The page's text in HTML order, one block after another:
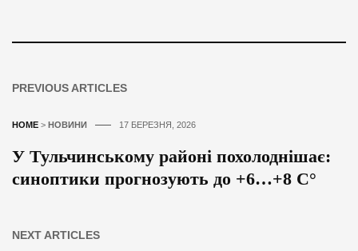
PREVIOUS ARTICLES
HOME > НОВИНИ 17 БЕРЕЗНЯ, 2026
У Тульчинському районі похолоднішає:
синоптики прогнозують до +6…+8 С°
NEXT ARTICLES